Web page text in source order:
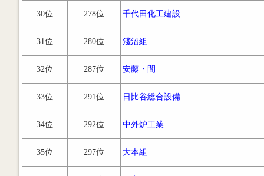
30位 278位 千代田化工建設
31位 280位 淺沼組
32位 287位 安藤・間
33位 291位 日比谷総合設備
34位 292位 中外炉工業
35位 297位 大本組